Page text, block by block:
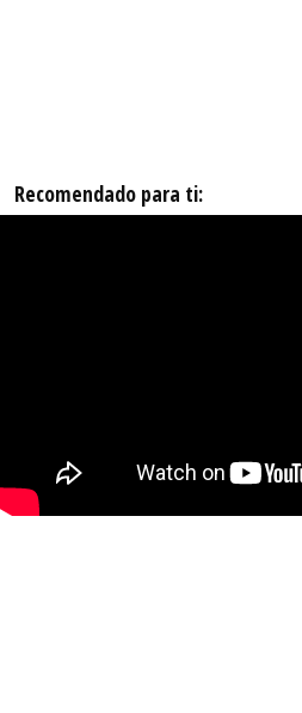
Recomendado para ti: